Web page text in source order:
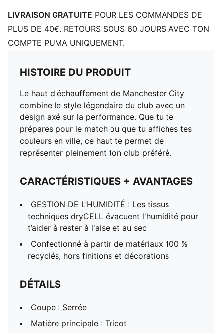
LIVRAISON GRATUITE POUR LES COMMANDES DE
PLUS DE 40€. RETOURS SOUS 60 JOURS AVEC TON
COMPTE PUMA UNIQUEMENT.
HISTOIRE DU PRODUIT
Le haut d'échauffement de Manchester City
combine le style légendaire du club avec un
design axé sur la performance. Que tu te
prépares pour le match ou que tu affiches tes
couleurs en ville, ce haut te permet de
représenter pleinement ton club préféré.
CARACTÉRISTIQUES + AVANTAGES
GESTION DE L’HUMIDITÉ : Les tissus
techniques dryCELL évacuent l'humidité pour
t’aider à rester à l'aise et au sec
Confectionné à partir de matériaux 100 %
recyclés, hors finitions et décorations
DÉTAILS
Coupe : Serrée
Matière principale : Tricot